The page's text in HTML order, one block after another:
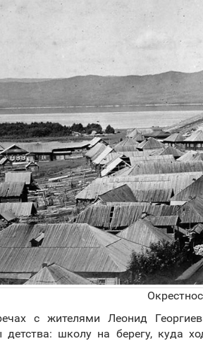
с жителями Леонид
детства: школу на берегу, куда